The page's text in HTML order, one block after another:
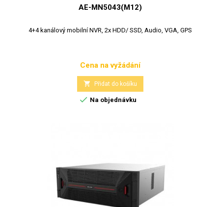
AE-MN5043(M12)
4+4 kanálový mobilní NVR, 2x HDD/ SSD, Audio, VGA, GPS
Cena
Cena na vyžádání
 Přidat do košíku
 Na objednávku